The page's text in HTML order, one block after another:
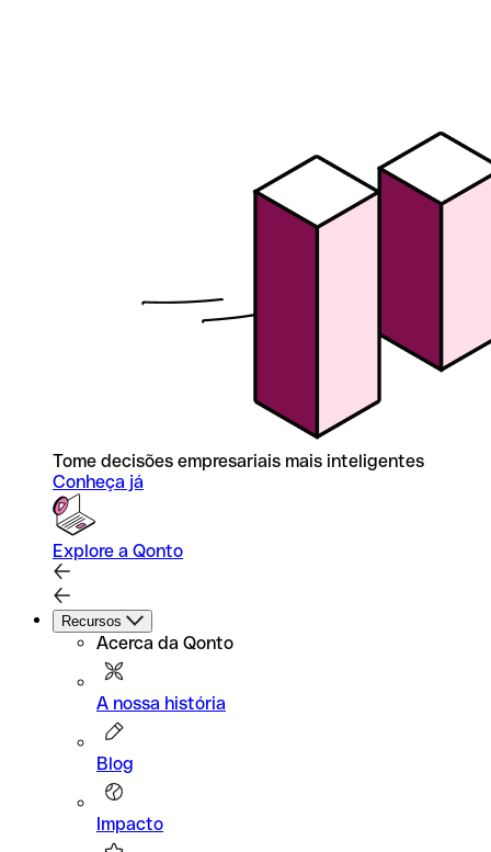
Tome decisões empresariais mais inteligentes
Conheça já
Explore a Qonto
Recursos
Acerca da Qonto
A nossa história
Blog
Impacto